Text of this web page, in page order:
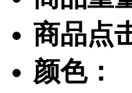
商品点
颜色：